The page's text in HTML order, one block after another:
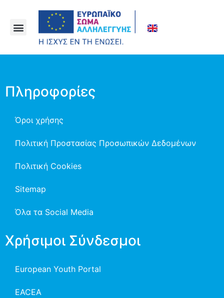
Πληροφορίες
Όροι χρήσης
Πολιτική Προστασίας Προσωπικών Δεδομένων
Πολιτική Cookies
Sitemap
Όλα τα Social Media
Χρήσιμοι Σύνδεσμοι
European Youth Portal
EACEA